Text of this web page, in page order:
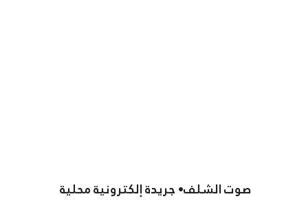
صوت الشلف• جريدة إلكترونية محلية